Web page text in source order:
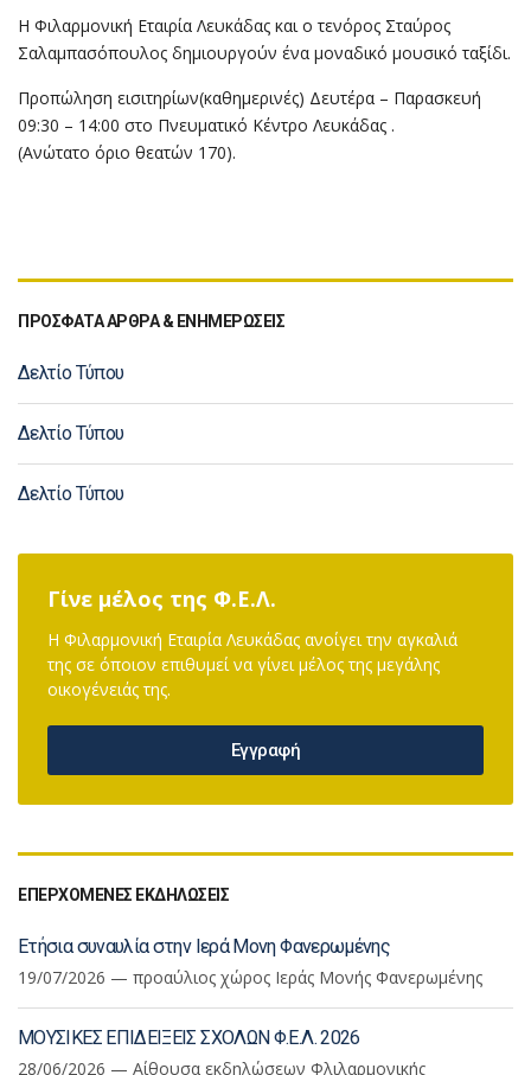
Η Φιλαρμονική Εταιρία Λευκάδας και ο τενόρος Σταύρος
Σαλαμπασόπουλος δημιουργούν ένα μοναδικό μουσικό ταξίδι.
Προπώληση εισιτηρίων(καθημερινές) Δευτέρα – Παρασκευή
09:30 – 14:00 στο Πνευματικό Κέντρο Λευκάδας .
(Ανώτατο όριο θεατών 170).
ΠΡΟΣΦΑΤΑ ΑΡΘΡΑ & ΕΝΗΜΕΡΩΣΕΙΣ
Δελτίο Τύπου
Δελτίο Τύπου
Δελτίο Τύπου
Γίνε μέλος της Φ.Ε.Λ.
Η Φιλαρμονική Εταιρία Λευκάδας ανοίγει την αγκαλιά
της σε όποιον επιθυμεί να γίνει μέλος της μεγάλης
οικογένειάς της.
Εγγραφή
ΕΠΕΡΧΟΜΕΝΕΣ ΕΚΔΗΛΩΣΕΙΣ
Ετήσια συναυλία στην Ιερά Μονη Φανερωμένης
19/07/2026 — προαύλιος χώρος Ιεράς Μονής Φανερωμένης
ΜΟΥΣΙΚΕΣ ΕΠΙΔΕΙΞΕΙΣ ΣΧΟΛΩΝ Φ.Ε.Λ. 2026
28/06/2026 — Αίθουσα εκδηλώσεων Φλιλαρμονικής